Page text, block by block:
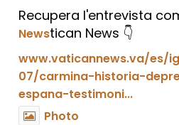
Recupera l'entrevista
Newstican News 👇
www.vaticannews.va/es/
07/carmina-historia-
espana-testimoni...
Photo